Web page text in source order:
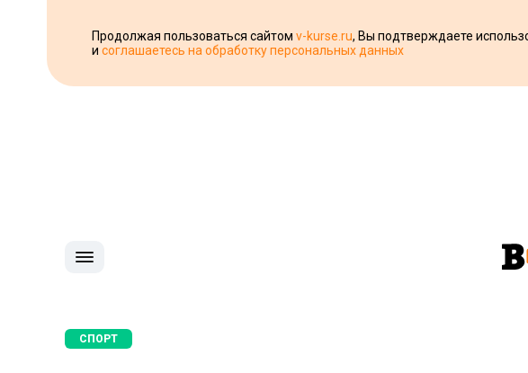
Продолжая пользоваться сайтом v-kurse.ru, Вы подтверждаете
и соглашаетесь на обработку персональных данных
СПОРТ